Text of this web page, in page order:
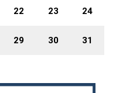
22 23 24
29 30 31